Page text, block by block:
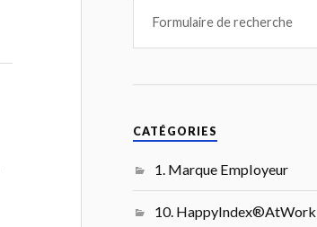
CATÉGORIES
1. Marque Employeur
10. HappyIndex®AtWork